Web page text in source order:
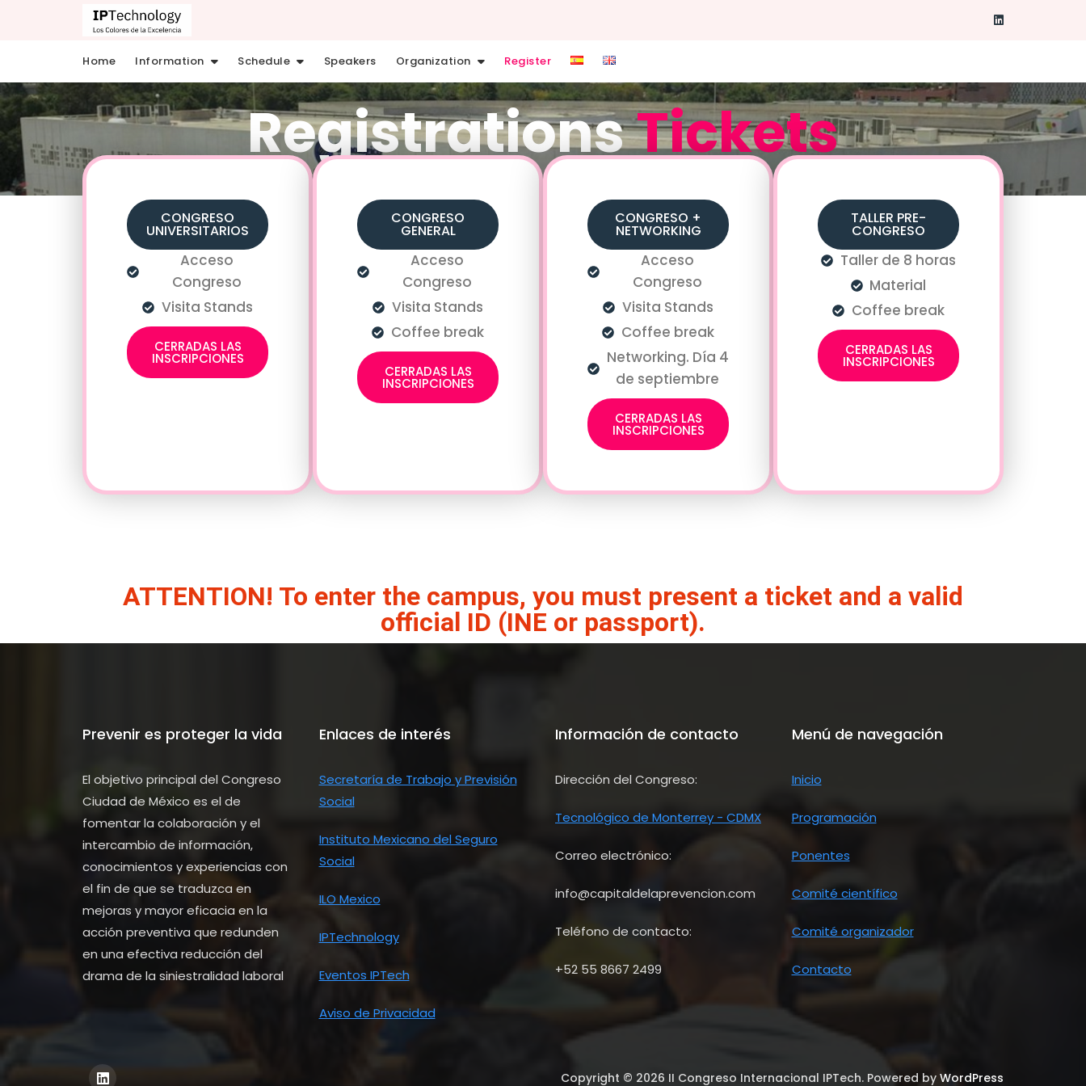
Home Information Schedule Speakers Organization Register
RegistrationsTickets
CONGRESO
UNIVERSITARIOS
Acceso
Congreso
Visita Stands
CERRADAS LAS
INSCRIPCIONES
CONGRESO
GENERAL
Acceso
Congreso
Visita Stands
Coffee break
CERRADAS LAS
INSCRIPCIONES
CONGRESO +
NETWORKING
Acceso
Congreso
Visita Stands
Coffee break
Networking. Día 4
de septiembre
CERRADAS LAS
INSCRIPCIONES
TALLER PRE-
CONGRESO
Taller de 8 horas
Material
Coffee break
CERRADAS LAS
INSCRIPCIONES
ATTENTION! To enter the campus, you must present a ticket and a valid
official ID (INE or passport).
Prevenir es proteger la vida
El objetivo principal del Congreso
Ciudad de México es el de
fomentar la colaboración y el
intercambio de información,
conocimientos y experiencias con
el fin de que se traduzca en
mejoras y mayor eficacia en la
acción preventiva que redunden
en una efectiva reducción del
drama de la siniestralidad laboral
Enlaces de interés
Secretaría de Trabajo y Previsión
Social
Instituto Mexicano del Seguro
Social
ILO Mexico
IPTechnology
Eventos IPTech
Aviso de Privacidad
Información de contacto
Dirección del Congreso:
Tecnológico de Monterrey - CDMX
Correo electrónico:
info@capitaldelaprevencion.com
Teléfono de contacto:
+52 55 8667 2499
Menú de navegación
Inicio
Programación
Ponentes
Comité científico
Comité organizador
Contacto
Copyright © 2026 II Congreso Internacional IPTech. Powered by WordPress